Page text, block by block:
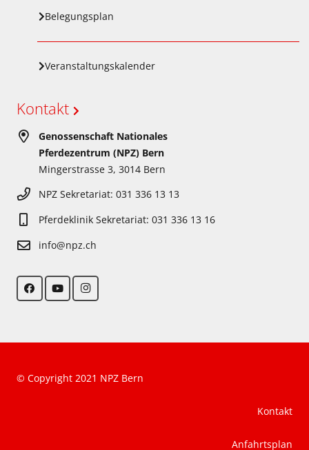
Belegungsplan
Veranstaltungskalender
Kontakt
Genossenschaft Nationales
Pferdezentrum (NPZ) Bern
Mingerstrasse 3, 3014 Bern
NPZ Sekretariat: 031 336 13 13
Pferdeklinik Sekretariat: 031 336 13 16
info@npz.ch
© Copyright 2021 NPZ Bern
Kontakt
Anfahrtsplan